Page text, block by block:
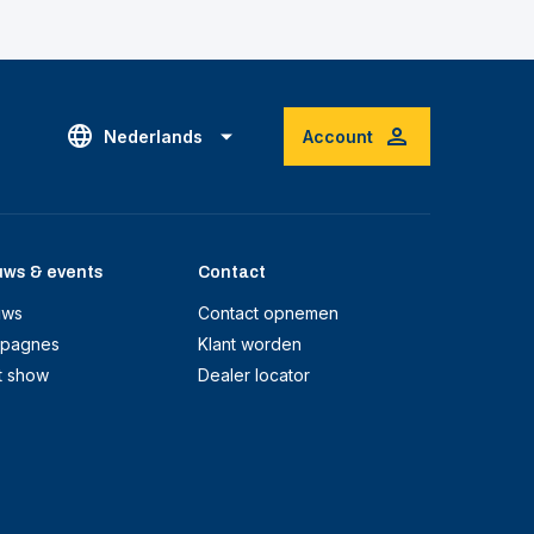
Nederlands Account
& events
show
Contact
Contact opnemen
Klant worden
Dealer locator